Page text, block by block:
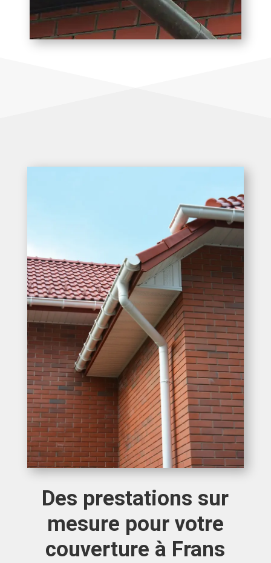
Des prestations sur
mesure pour votre
couverture à Frans